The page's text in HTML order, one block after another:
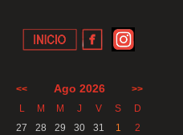
<< Ago 2026
>>
L
M M J V S
D
27
28 29 30 31 1
2